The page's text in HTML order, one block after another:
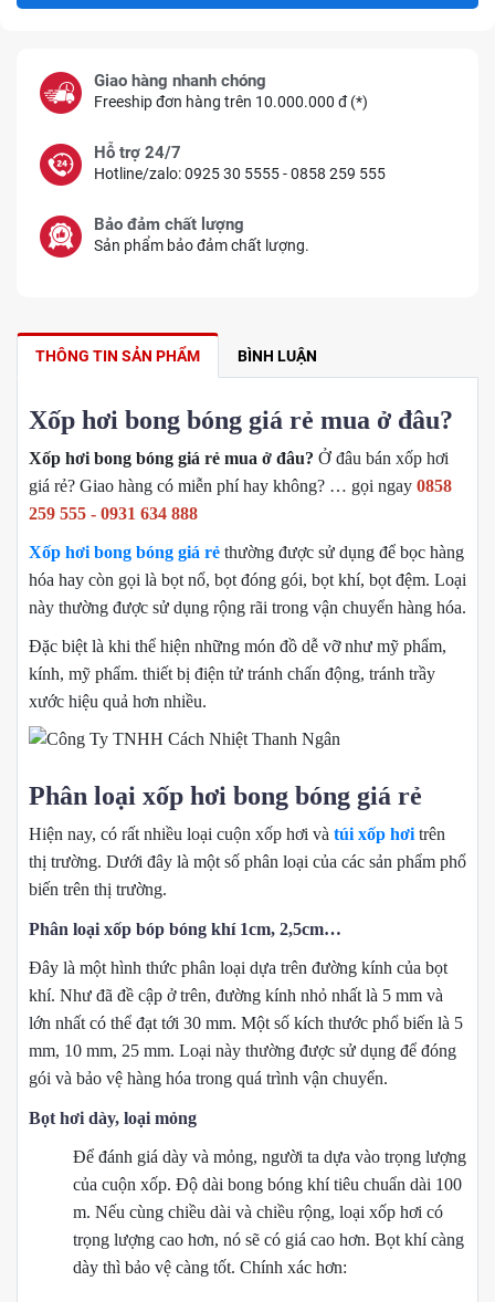
Giao hàng nhanh chóng
Freeship đơn hàng trên 10.000.000 đ (*)
Hỗ trợ 24/7
Hotline/zalo: 0925 30 5555 - 0858 259 555
Bảo đảm chất lượng
Sản phẩm bảo đảm chất lượng.
THÔNG TIN SẢN PHẨM BÌNH LUẬN
Xốp hơi bong bóng giá rẻ mua ở đâu?
Xốp hơi bong bóng giá rẻ mua ở đâu? Ở đâu bán xốp hơi
giá rẻ? Giao hàng có miễn phí hay không? … gọi ngay 0858
259 555 - 0931 634 888
Xốp hơi bong bóng giá rẻ thường được sử dụng để bọc hàng
hóa hay còn gọi là bọt nổ, bọt đóng gói, bọt khí, bọt đệm. Loại
này thường được sử dụng rộng rãi trong vận chuyển hàng hóa.
Đặc biệt là khi thể hiện những món đồ dễ vỡ như mỹ phẩm,
kính, mỹ phẩm. thiết bị điện tử tránh chấn động, tránh trầy
xước hiệu quả hơn nhiều.
Phân loại xốp hơi bong bóng giá rẻ
Hiện nay, có rất nhiều loại cuộn xốp hơi và túi xốp hơi trên
thị trường. Dưới đây là một số phân loại của các sản phẩm phổ
biến trên thị trường.
Phân loại xốp bóp bóng khí 1cm, 2,5cm…
Đây là một hình thức phân loại dựa trên đường kính của bọt
khí. Như đã đề cập ở trên, đường kính nhỏ nhất là 5 mm và
lớn nhất có thể đạt tới 30 mm. Một số kích thước phổ biến là 5
mm, 10 mm, 25 mm. Loại này thường được sử dụng để đóng
gói và bảo vệ hàng hóa trong quá trình vận chuyển.
Bọt hơi dày, loại mỏng
Để đánh giá dày và mỏng, người ta dựa vào trọng lượng
của cuộn xốp. Độ dài bong bóng khí tiêu chuẩn dài 100
m. Nếu cùng chiều dài và chiều rộng, loại xốp hơi có
trọng lượng cao hơn, nó sẽ có giá cao hơn. Bọt khí càng
dày thì bảo vệ càng tốt. Chính xác hơn: